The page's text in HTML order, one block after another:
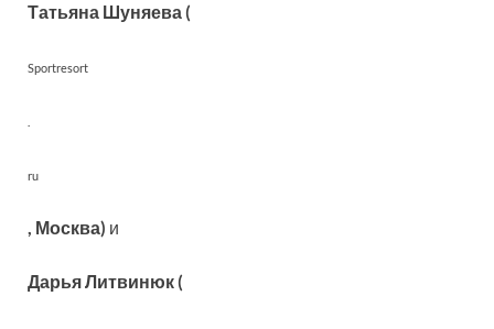
Татьяна Шуняева (
Sportresort
ru
, Москва) и
Дарья Литвинюк (